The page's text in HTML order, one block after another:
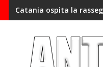
Catania ospita la